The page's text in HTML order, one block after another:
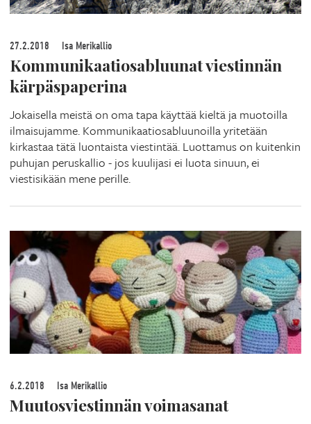
27.2.2018 Isa Merikallio
Kommunikaatiosabluunat viestinnän
kärpäspaperina
Jokaisella meistä on oma tapa käyttää kieltä ja muotoilla
ilmaisujamme. Kommunikaatiosabluunoilla yritetään
kirkastaa tätä luontaista viestintää. Luottamus on kuitenkin
puhujan peruskallio - jos kuulijasi ei luota sinuun, ei
viestisikään mene perille.
6.2.2018 Isa Merikallio
Muutosviestinnän voimasanat